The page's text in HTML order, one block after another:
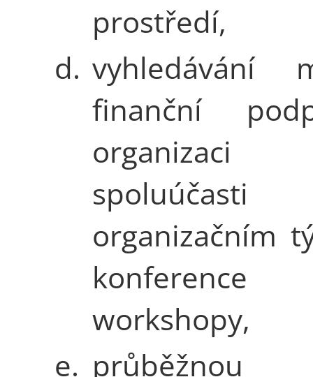
prostředí,
d. vyhledávání
finanční
organizačním
workshopy,
e. průběžnou